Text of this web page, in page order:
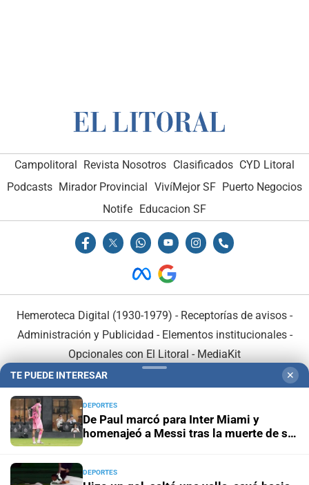
Campolitoral Revista Nosotros Clasificados CYD Litoral
Podcasts Mirador Provincial VivíMejor SF Puerto Negocios
Notife
Educacion SF
Hemeroteca Digital (1930-1979) - Receptorías de avisos -
Administración y Publicidad - Elementos institucionales-
Opcionales con El Litoral - MediaKit
En Asociación con:
TE PUEDE INTERESAR ✕
DEPORTES
De Paul marcó para Inter Miami y
homenajeó a Messi tras la muerte de su
DEPORTES